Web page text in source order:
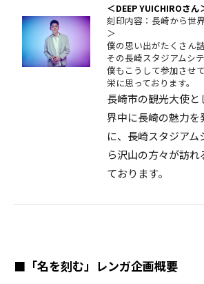
＜DEEP YUICHIROさん
刻印内容：長崎から世
＞
僕の思い出がたくさん
その長崎スタジアムシ
僕もこうして参加させ
栄に思っております。
長崎市の観光大使
界中に長崎の魅力
に、長崎スタジア
ら沢山の方々が訪
ております。
■「名を刻む」レンガ企画概要